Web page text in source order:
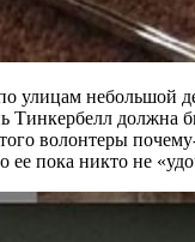
улицам
должна
волонтеры
пока никто не